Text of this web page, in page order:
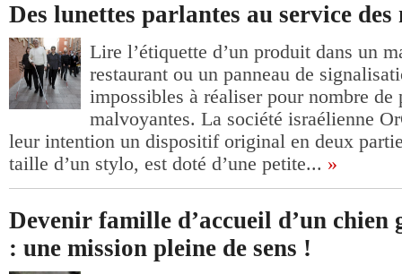
Des lunettes parlantes au service
Lire l’étiquette d’un produit dans un
restaurant ou un panneau de
impossibles à réaliser pour nombre de
malvoyantes. La société israélienne
leur intention un dispositif original en deux
taille d’un stylo, est doté d’une petite... »
Devenir famille d’accueil d’un chien
: une mission pleine de sens !